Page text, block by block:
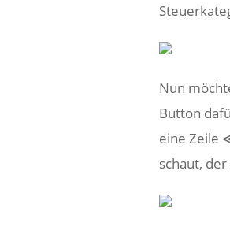
Nun
Button
eine Zeile
schaut,